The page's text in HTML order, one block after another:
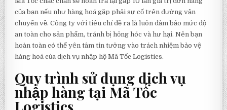
của bạn nếu như hàng hoá gặp phải sự cố trên đường vận
chuyển về. Công ty với tiêu chí đề ra là luôn đảm bảo mức độ
an toàn cho sản phẩm, tránh bị hỏng hóc và hư hại. Nên bạn
hoàn toàn có thể yên tâm tin tưởng vào trách nhiệm bảo vệ
hàng hoá của dịch vụ nhập hộ Mã Tốc Logistics.
Quy trình sử dụng dịch vụ
nhập hàng tại Mã Tốc